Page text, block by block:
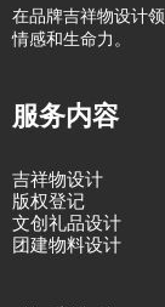
在品牌吉祥物设计
情感和生命力。
服务内容
吉祥物设计
版权登记
文创礼品设计
团建物料设计